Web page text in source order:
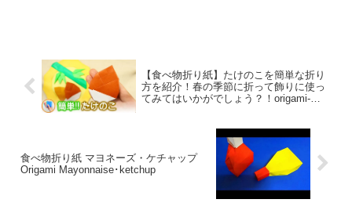
【食べ物折り紙】たけのこを簡単な折り
方を紹介！春の季節に折って飾りに使っ
てみてはいかがでしょう？！origami-
食べ物折り紙 マヨネーズ・ケチャップ
Origami Mayonnaise･ketchup